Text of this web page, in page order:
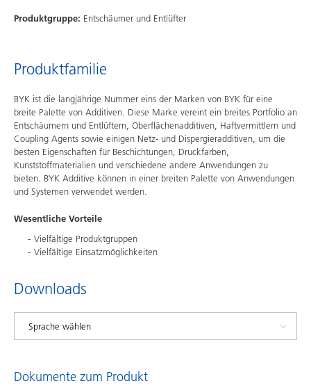
Produktgruppe: Entschäumer und Entlüfter
Produktfamilie
BYK ist die langjährige Nummer eins der Marken von BYK für eine
breite Palette von Additiven. Diese Marke vereint ein breites Portfolio an
Entschäumern und Entlüftern, Oberflächenadditiven, Haftvermittlern und
Coupling Agents sowie einigen Netz- und Dispergieradditiven, um die
besten Eigenschaften für Beschichtungen, Druckfarben,
Kunststoffmaterialien und verschiedene andere Anwendungen zu
bieten. BYK Additive können in einer breiten Palette von Anwendungen
und Systemen verwendet werden.
Wesentliche Vorteile
Vielfältige Produktgruppen
Vielfältige Einsatzmöglichkeiten
Downloads
Dokumente zum Produkt